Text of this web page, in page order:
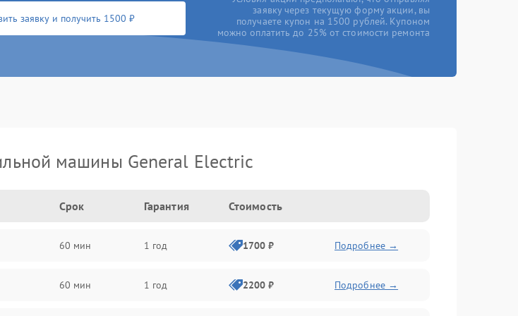
заявку и получить 1500 ₽
заявку через текущую форму акции, вы
получаете купон на 1500 рублей. Купоном
можно оплатить до 25% от стоимости ремонта
машины General Electric
Срок Гарантия Стоимость
60 мин 1 год 1700 ₽ Подробнее →
60 мин 1 год 2200 ₽ Подробнее →